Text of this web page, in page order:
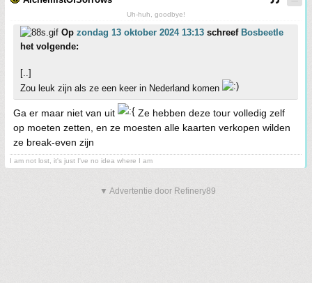
Uh-huh, goodbye!
Op zondag 13 oktober 2024 13:13 schreef Bosbeetle
het volgende:
[..]
Zou leuk zijn als ze een keer in Nederland komen
Ga er maar niet van uit
Ze hebben deze tour volledig zelf
op moeten zetten, en ze moesten alle kaarten verkopen wilden
ze break-even zijn
I am not lost, it's just I've no idea where I am
▼ Advertentie door Refinery89